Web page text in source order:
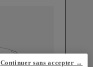
Continuer sans accepter →